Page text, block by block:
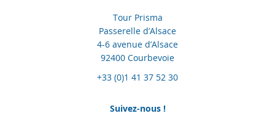
Tour Prisma
Passerelle d’Alsace
4-6 avenue d’Alsace
92400 Courbevoie
+33 (0)1 41 37 52 30
Suivez-nous !